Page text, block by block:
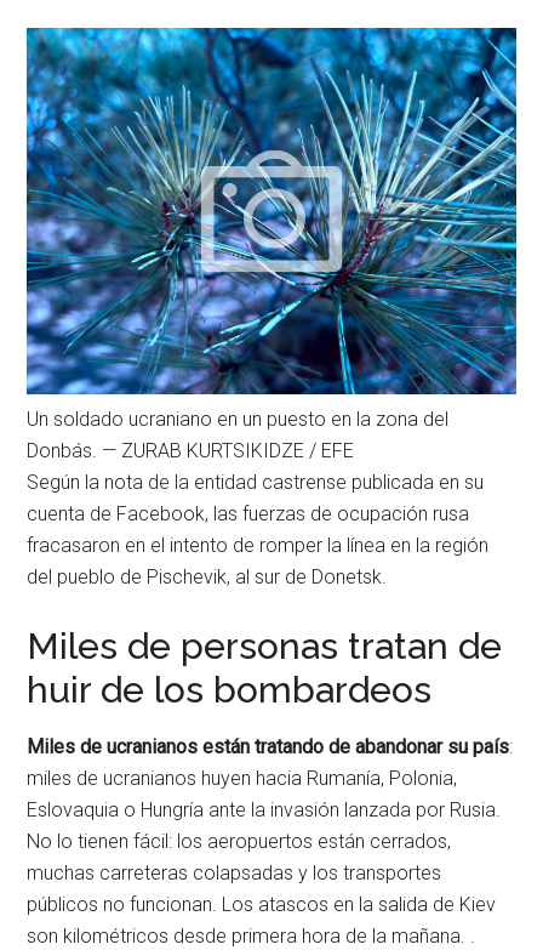
Un soldado ucraniano en un puesto en la zona del
Donbás. — ZURAB KURTSIKIDZE / EFE
Según la nota de la entidad castrense publicada en su
cuenta de Facebook, las fuerzas de ocupación rusa
fracasaron en el intento de romper la línea en la región
del pueblo de Pischevik, al sur de Donetsk.
Miles de personas tratan de
huir de los bombardeos
Miles de ucranianos están tratando de abandonar su país:
miles de ucranianos huyen hacia Rumanía, Polonia,
Eslovaquia o Hungría ante la invasión lanzada por Rusia.
No lo tienen fácil: los aeropuertos están cerrados,
muchas carreteras colapsadas y los transportes
públicos no funcionan. Los atascos en la salida de Kiev
son kilométricos desde primera hora de la mañana. .